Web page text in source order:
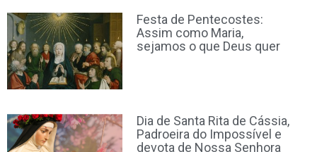
Festa de Pentecostes:
Assim como Maria,
sejamos o que Deus quer
Dia de Santa Rita de Cássia,
Padroeira do Impossível e
devota de Nossa Senhora